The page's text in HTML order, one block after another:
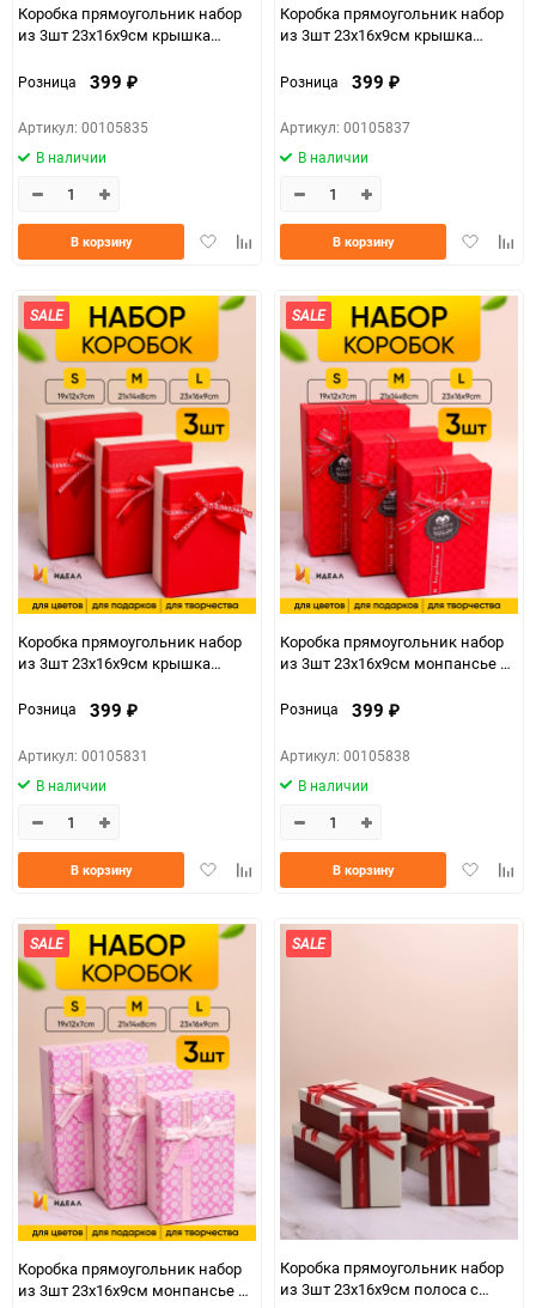
Коробка прямоугольник набор
из 3шт 23х16х9см крышка
Розница 399 ₽
Артикул: 00105835
В наличии
ДобавитьДобавить
В корзину
Коробка прямоугольник набор
из 3шт 23х16х9см крышка
Розница 399 ₽
Артикул: 00105837
В наличии
Добавить
В корзину
SALE
Коробка прямоугольник набор
из 3шт 23х16х9см крышка
Розница 399 ₽
Артикул: 00105831
В наличии
ДобавитьДобавить
В корзину
SALE
Коробка прямоугольник набор
из 3шт 23х16х9см монпансье с
Розница 399 ₽
Артикул: 00105838
В наличии
Добавить
В корзину
SALE
Коробка прямоугольник набор
из 3шт 23х16х9см монпансье с
SALE
Коробка прямоугольник набор
из 3шт 23х16х9см полоса с